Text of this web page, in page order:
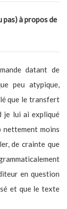
à propos de
datant de
peu atypique,
que le transfert
je lui ai expliqué
nettement moins
de crainte que
en question
et que le texte